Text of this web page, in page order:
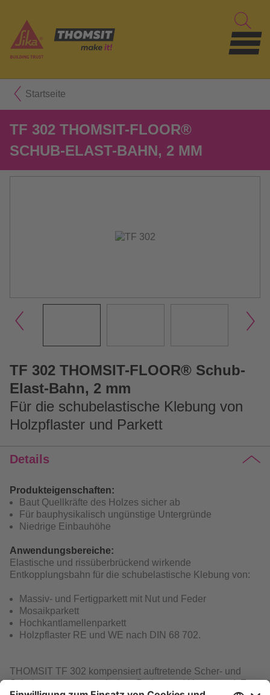
Startseite
TF 302 THOMSIT-FLOOR®
SCHUB-ELAST-BAHN, 2 MM
TF 302 THOMSIT-FLOOR® Schub-
Elast-Bahn, 2 mm
Für die schubelastische Klebung von
Holzpflaster und Parkett
Details
Produkteigenschaften:
Baut Quellkräfte des Holzes sicher ab
Für bauphysikalisch ungünstige Untergründe
Niedrige Einbauhöhe
Anwendungsbereiche:
Elastische und rissüberbrückend wirkende
Entkopplungsbahn für die schubelastische Klebung von:
Massiv- und Fertigparkett mit Nut und Feder
Mosaikparkett
Hochkantlamellenparkett
Holzpflaster RE und WE nach DIN 68 702.
THOMSIT TF 302 kompensiert auftretende Scher- und
Schubspannungen zwischen Parkett und Untergrund. Zur